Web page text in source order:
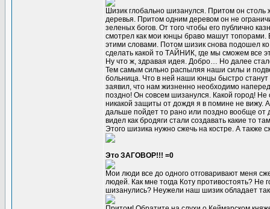
Шизик глобально шизанулся. Притом он столь
деревья. Притом одним деревом он не
зеленых богов. От того чтобы его публично
смотрел как мои юнцы браво машут топорами.
этими словами. Потом шизик снова подошел
сделать какой то ТАЙНИК, где мы сможем все
Ну что ж, здравая идея. Добро… Но далее
Тем самым сильно распыляя наши силы и
больница. Что в ней наши юнцы быстро
заявил, что нам жизненно необходимо
поздно! Он совсем шизанулся. Какой город!
никакой защиты от дождя я в помине не вижу.
дальше пойдет то рано или поздно вообще от
видел как бродяги стали создавать какие то
Этого шизика нужно сжечь на костре. А также
Это ЗАГОВОР!!! =0
Мои люди все до одного отговаривают меня
людей. Как мне тогда Коту противостоять? Не
шизанулись? Неужели наш шизик обладает